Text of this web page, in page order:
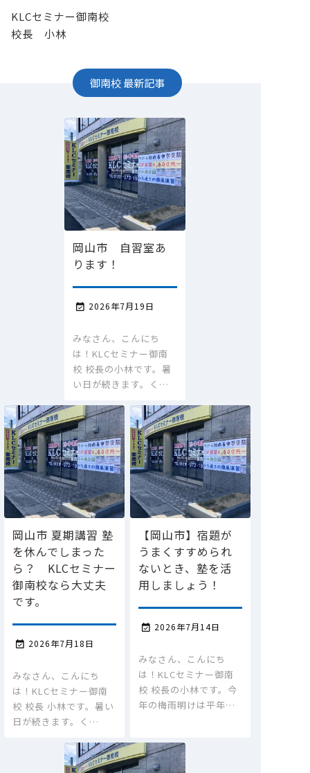
KLCセミナー御南校
校長 小林
御南校最新記事
岡山市 自習室あ
ります！
 2026年7月19日
みなさん、こんにち
は！KLCセミナー御南
校 校長の小林です。暑
い日が続きます。く…
岡山市 夏期講習 塾
を休んでしまった
ら？ KLCセミナー
御南校なら大丈夫
です。
 2026年7月18日
みなさん、こんにち
は！KLCセミナー御南
校 校長 小林です。暑い
日が続きます。く…
【岡山市】宿題が
うまくすすめられ
ないとき、塾を活
用しましょう！
 2026年7月14日
みなさん、こんにち
は！KLCセミナー御南
校 校長の小林です。今
年の梅雨明けは平年…